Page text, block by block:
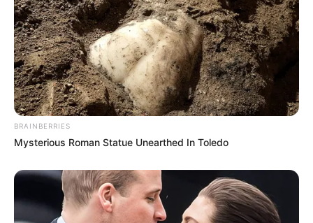
BRAINBERRIES
Mysterious Roman Statue Unearthed In Toledo